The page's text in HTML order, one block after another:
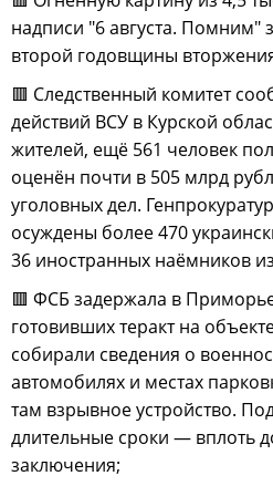
надписи "6 августа. Помним"
второй годовщины
🟥 Следственный комитет
действий ВСУ в Курской
жителей, ещё 561 человек
оценён почти в 505 млрд
уголовных дел.
осуждены более 470
36 иностранных наёмников
🟥 ФСБ задержала в
готовивших теракт на
собирали сведения о
автомобилях и местах
там взрывное устройство.
длительные сроки — вплоть
заключения;